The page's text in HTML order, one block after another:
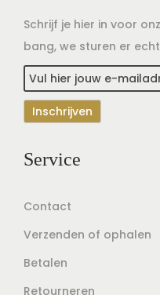
Schrijf je hier in voor
bang, we sturen er
Service
Contact
Verzenden of ophalen
Betalen
Retourneren